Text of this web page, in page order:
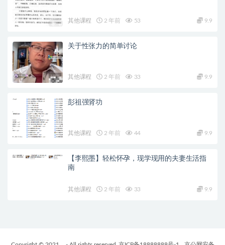
其他课程 2 年前 53 9.9
关于性张力的简单讨论
其他课程 2 年前 33 9.9
彭祖强肾功
其他课程 2 年前 44 9.9
【李熙墨】轻松怀孕，现学现用的夫妻生活指
南
其他课程 2 年前 33 9.9